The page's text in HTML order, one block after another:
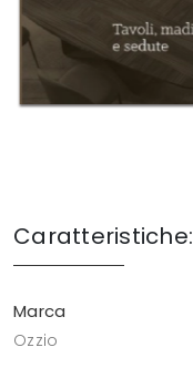
Caratteristiche:
Marca
Ozzio